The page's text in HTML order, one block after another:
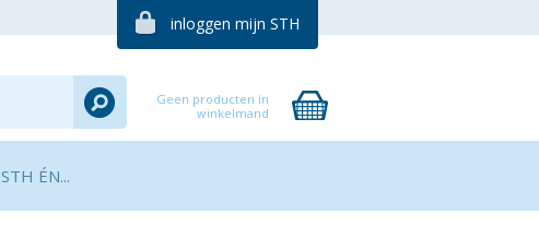
inloggen mijn STH
Geen producten in
winkelmand
STH ÉN...